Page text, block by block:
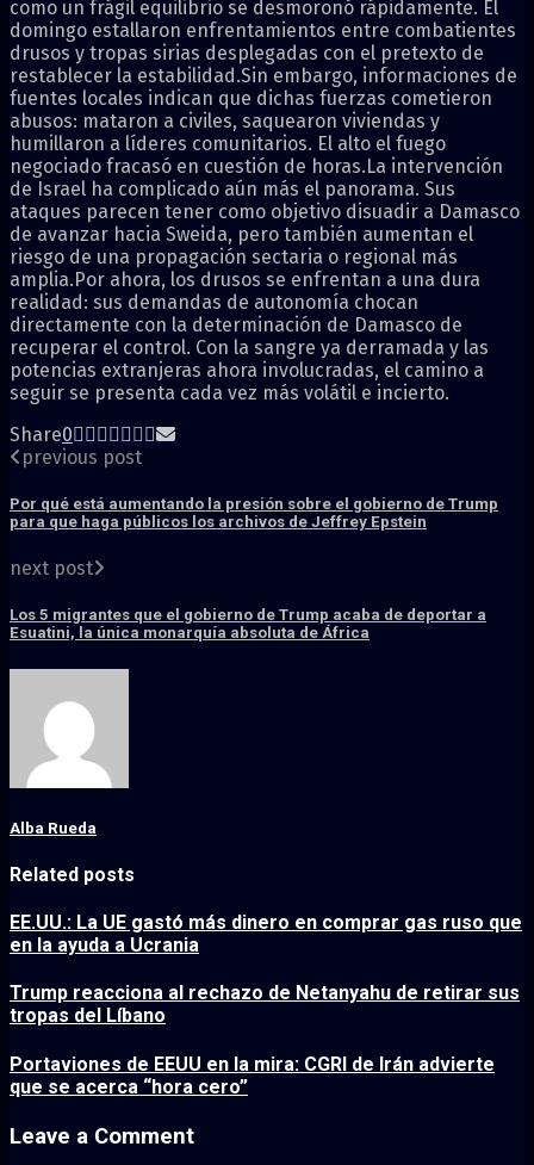
como un frágil equilibrio se desmoronó rápidamente. El
domingo estallaron enfrentamientos entre combatientes
drusos y tropas sirias desplegadas con el pretexto de
restablecer la estabilidad.Sin embargo, informaciones de
fuentes locales indican que dichas fuerzas cometieron
abusos: mataron a civiles, saquearon viviendas y
humillaron a líderes comunitarios. El alto el fuego
negociado fracasó en cuestión de horas.La intervención
de Israel ha complicado aún más el panorama. Sus
ataques parecen tener como objetivo disuadir a Damasco
de avanzar hacia Sweida, pero también aumentan el
riesgo de una propagación sectaria o regional más
amplia.Por ahora, los drusos se enfrentan a una dura
realidad: sus demandas de autonomía chocan
directamente con la determinación de Damasco de
recuperar el control. Con la sangre ya derramada y las
potencias extranjeras ahora involucradas, el camino a
seguir se presenta cada vez más volátil e incierto.
Share0
previous post
Por qué está aumentando la presión sobre el gobierno de Trump
para que haga públicos los archivos de Jeffrey Epstein
next post
Los 5 migrantes que el gobierno de Trump acaba de deportar a
Esuatini, la única monarquía absoluta de África
Alba Rueda
Related posts
EE.UU.: La UE gastó más dinero en comprar gas ruso que
en la ayuda a Ucrania
Trump reacciona al rechazo de Netanyahu de retirar sus
tropas del Líbano
Portaviones de EEUU en la mira: CGRI de Irán advierte
que se acerca “hora cero”
Leave a Comment